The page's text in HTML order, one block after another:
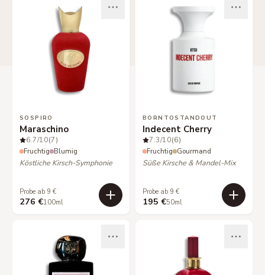
SOSPIRO
Maraschino
6.7/10(7)
Fruchtig Blumig
Köstliche Kirsch-Symphonie
Probe ab 9 €
276 €100ml
BORNTOSTANDOUT
Indecent Cherry
7.3/10(6)
Fruchtig Gourmand
Süße Kirsche & Mandel-Mix
Probe ab 9 €
195 €50ml